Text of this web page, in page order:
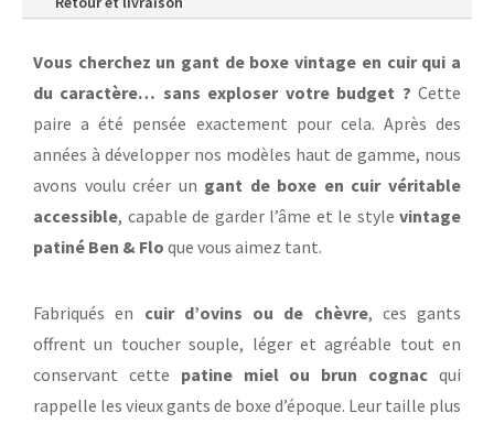
Comment personnaliser mon article vintage ?
Vous cherchez un gant de boxe vintage en cuir qui a
du caractère… sans exploser votre budget ?Cette
paire a été pensée exactement pour cela. Après des
années à développer nos modèles haut de gamme, nous
avons voulu créer ungant de boxe en cuir véritable
accessible , capable de garder l’âme et le style
Fabriqués encuir d’ovins ou de chèvre, ces gants
offrent un toucher souple, léger et agréable tout en
conservant cettepatine miel ou brun cognac qui